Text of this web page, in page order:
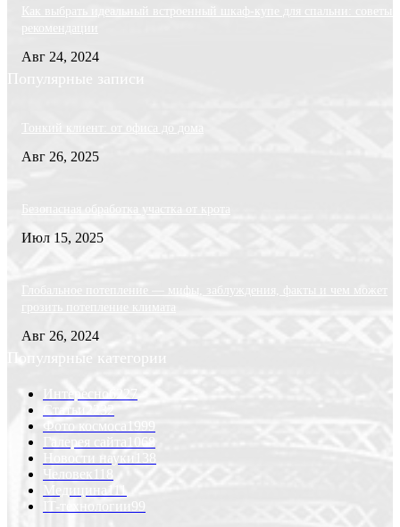
Как выбрать идеальный встроенный шкаф-купе для спальни: советы
рекомендации
Авг 24, 2024
Популярные записи
Тонкий клиент: от офиса до дома
Авг 26, 2025
Безопасная обработка участка от крота
Июл 15, 2025
Глобальное потепление — мифы, заблуждения, факты и чем может
грозить потепление климата
Авг 26, 2024
Популярные категории
Интересно
Статьи
Фото космоса
1999
Галерея сайта 1068
Новости науки
Человек
Медицина
IT-технологии99